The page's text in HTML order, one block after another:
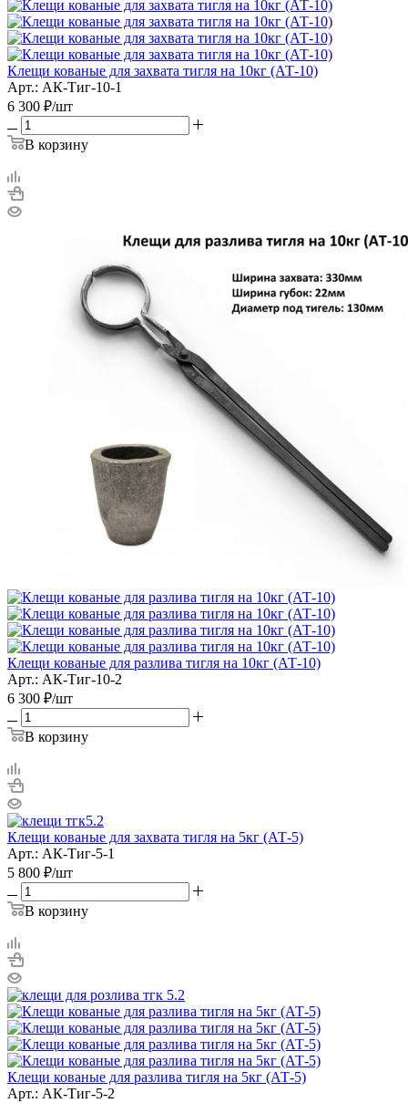
Клещи кованые для захвата тигля на 10кг (АТ-10)
Арт.: АК-Тиг-10-1
6 300 ₽/шт
В корзину
Клещи кованые для разлива тигля на 10кг (АТ-10)
Арт.: АК-Тиг-10-2
6 300 ₽/шт
В корзину
Клещи кованые для захвата тигля на 5кг (АТ-5)
Арт.: АК-Тиг-5-1
5 800 ₽/шт
В корзину
Клещи кованые для разлива тигля на 5кг (АТ-5)
Арт.: АК-Тиг-5-2